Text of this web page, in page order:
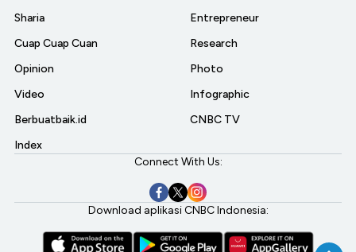
Sharia
Cuap Cuap Cuan
Opinion
Video
Berbuatbaik.id
Index
Entrepreneur
Research
Photo
Infographic
CNBC TV
Connect With Us:
Download aplikasi CNBC Indonesia: